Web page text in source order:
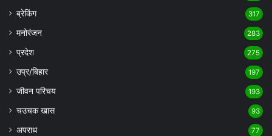
ब्रेकिंग 317
मनोरंजन 283
प्रदेश 275
उप्र/बिहार 197
जीवन परिचय 193
चउचक खास 93
अपराध 77